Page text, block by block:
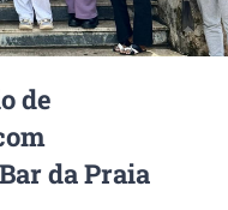
de
da Praia